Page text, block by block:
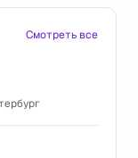
Смотреть все